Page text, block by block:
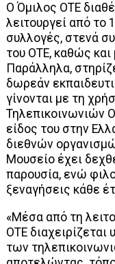
Ο Όμιλος ΟΤΕ
λειτουργεί από το
συλλογές, στενά
του ΟΤΕ, καθώς και
Παράλληλα,
δωρεάν
γίνονται με τη
Τηλεπικοινωνιών
είδος του στην
διεθνών
Μουσείο έχει
παρουσία, ενώ
ξεναγήσεις κάθε
«Μέσα από τη
ΟΤΕ
των